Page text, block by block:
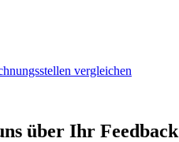
vergleichen
über Ihr Feedback